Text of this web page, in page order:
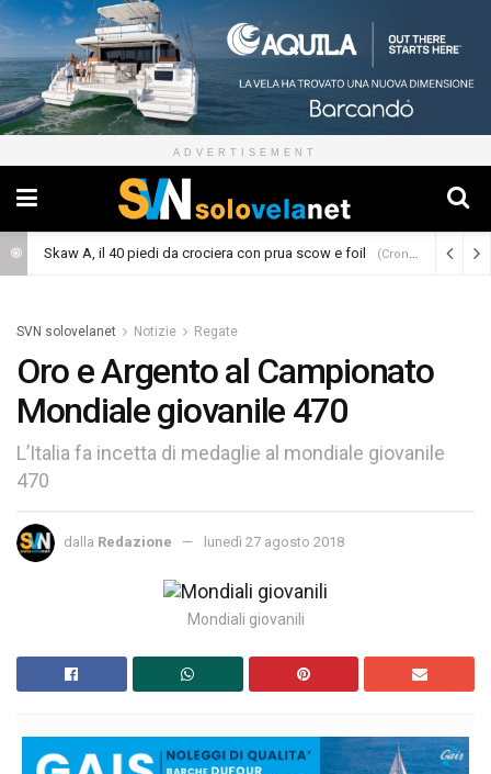
ADVERTISEMENT
Skaw A, il 40 piedi da crociera con prua scow e foil (Cronaca)
SVN solovelanet Notizie Regate
Oro e Argento al Campionato
Mondiale giovanile 470
L’Italia fa incetta di medaglie al mondiale giovanile
470
dalla Redazione lunedì 27 agosto 2018
Mondiali giovanili